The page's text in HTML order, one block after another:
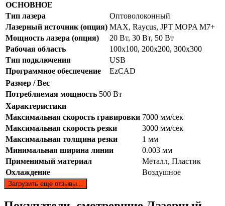
ОСНОВНОЕ
Тип лазера
Оптоволоконный
Лазерный источник (опция) MAX, Raycus, JPT MOPA M7+
Мощность лазера (опция)
20 Вт, 30 Вт, 50 Вт
Рабочая область
100х100, 200х200, 300х300
Тип подключения
USB
Программное обеспечение
EzCAD
Размер / Вес
Потребляемая мощность 500 Вт
Характеристики
Максимальная скорость гравировки 7000 мм/сек
Максимальная скорость резки
3000 мм/сек
Максимальная толщина резки
1 мм
Минимальная ширина линии
0.003 мм
Применимый материал
Металл, Пластик
Охлаждение
Воздушное
Загрузить еще отзывы...